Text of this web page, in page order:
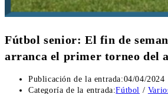
Fútbol senior: El fin de
arranca el primer torneo del
Publicación de la entrada:04/04/2024
Categoría de la entrada:Fútbol /